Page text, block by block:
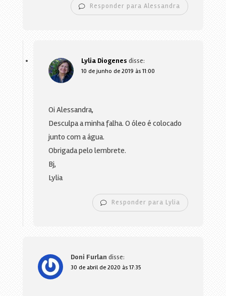
Responder para Alessandra
Lylia Diogenes disse:
10 de junho de 2019 às 11:00
Oi Alessandra,
Desculpa a minha falha. O óleo é colocado
junto com a água.
Obrigada pelo lembrete.
Bj,
Lylia
Responder para Lylia
Doni Furlan disse:
30 de abril de 2020 às 17:35